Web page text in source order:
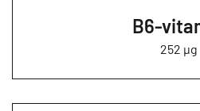
B6-
252 µg